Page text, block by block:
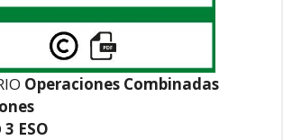
Operaciones Combinadas
3 ESO